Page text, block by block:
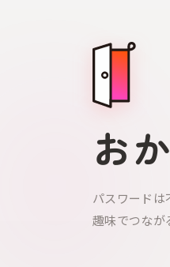
お
パスワードは
趣味でつなが